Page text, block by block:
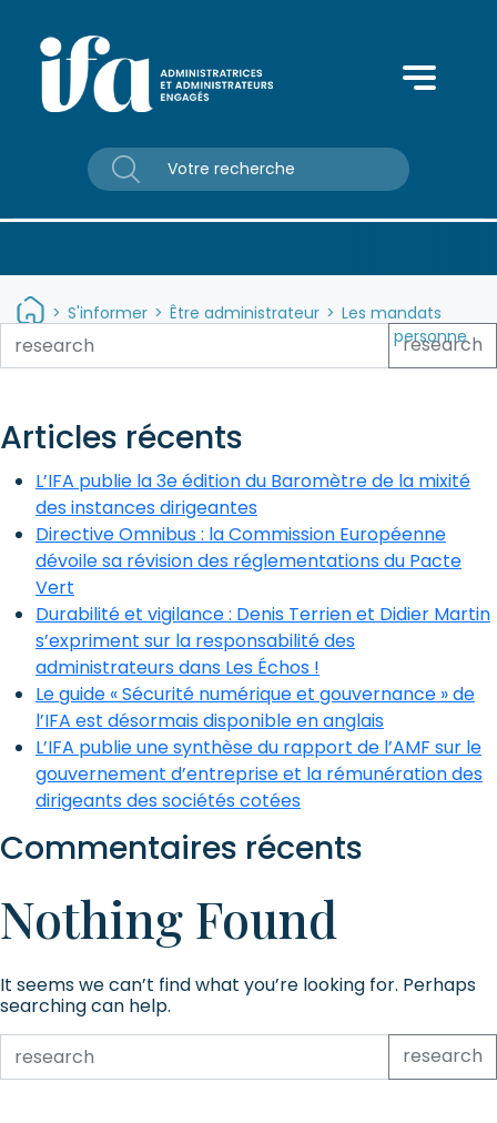
> S'informer > Être administrateur > Les mandats
spécifiques
L’administrateur représentant une personne
morale
research
Articles récents
L’IFA publie la 3e édition du Baromètre de la mixité
des instances dirigeantes
Directive Omnibus : la Commission Européenne
dévoile sa révision des réglementations du Pacte
Vert
Durabilité et vigilance : Denis Terrien et Didier Martin
s’expriment sur la responsabilité des
administrateurs dans Les Échos !
Le guide « Sécurité numérique et gouvernance » de
l’IFA est désormais disponible en anglais
L’IFA publie une synthèse du rapport de l’AMF sur le
gouvernement d’entreprise et la rémunération des
dirigeants des sociétés cotées
Commentaires récents
Nothing Found
It seems we can’t find what you’re looking for. Perhaps
searching can help.
research